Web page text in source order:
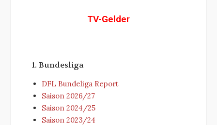
TV-Gelder
1. Bundesliga
DFL Bundeliga Report
Saison 2026/27
Saison 2024/25
Saison 2023/24